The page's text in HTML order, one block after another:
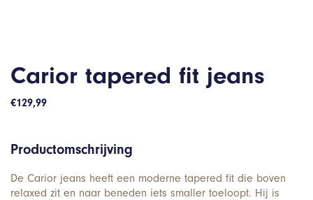
Carior tapered fit jeans
€129,99
Productomschrijving
De Carior jeans heeft een moderne tapered fit die boven
relaxed zit en naar beneden iets smaller toeloopt. Hij is